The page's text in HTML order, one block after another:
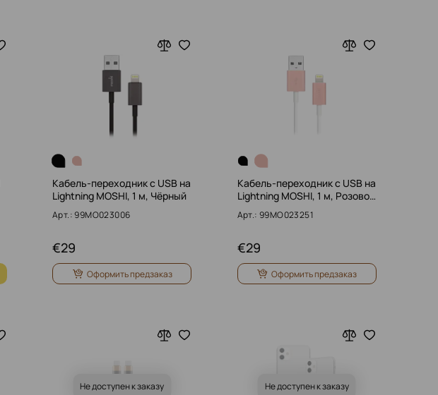
Кабель-переходник с USB на
Lightning MOSHI, 1 м, Чёрный
Арт.: 99MO023006
29
€
Оформить предзаказ
Кабель-переходник с USB на
Lightning MOSHI, 1 м, Розово…
Арт.: 99MO023251
29
€
Оформить предзаказ
Не доступен к заказу Не доступен к заказу